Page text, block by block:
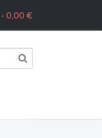
- 0,00 €